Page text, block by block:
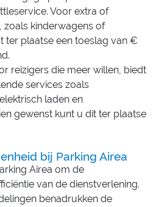
Voor extra of
kinderwagens of
ter plaatse een toeslag van €
reizigers die meer willen, biedt
services zoals
laden en
gewenst kunt u dit ter plaatse
bij Parking Airea
Airea om de
van de dienstverlening.
benadrukken de